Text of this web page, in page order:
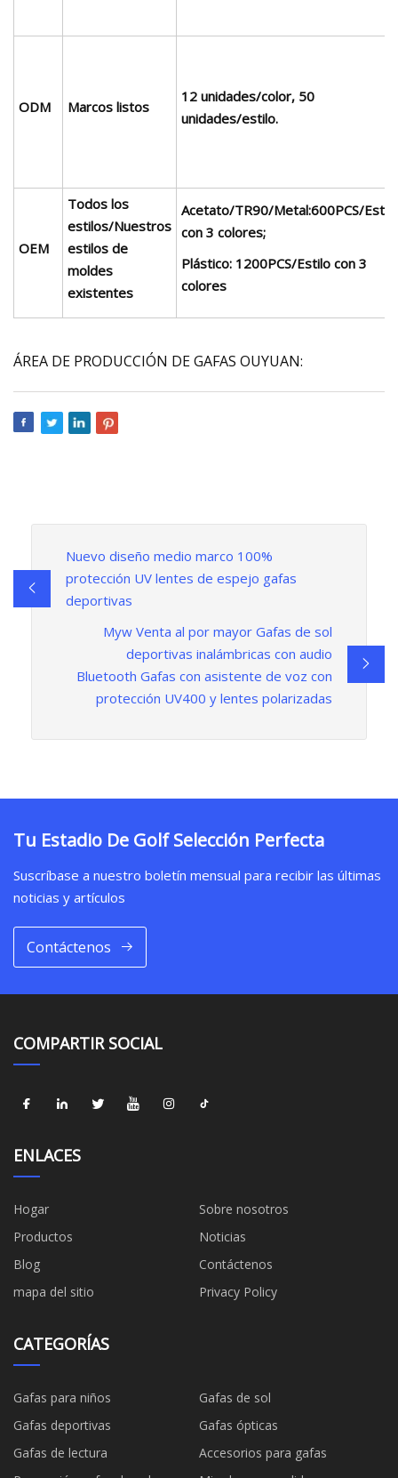
ODM Marcos listos
12 unidades/color, 50
unidades/estilo.
OEM
Todos los
estilos/Nuestros
estilos de
moldes
existentes
Acetato/TR90/Metal:600PCS/Estilo
con 3 colores;
Plástico: 1200PCS/Estilo con 3
colores
ÁREA DE PRODUCCIÓN DE GAFAS OUYUAN:
Nuevo diseño medio marco 100%
protección UV lentes de espejo gafas
deportivas
Myw Venta al por mayor Gafas de sol
deportivas inalámbricas con audio
Bluetooth Gafas con asistente de voz con
protección UV400 y lentes polarizadas
Tu Estadio De Golf Selección Perfecta
Suscríbase a nuestro boletín mensual para recibir las últimas
noticias y artículos
Contáctenos
COMPARTIR SOCIAL
ENLACES
Hogar
Sobre nosotros
Productos
Noticias
Blog
Contáctenos
mapa del sitio
Privacy Policy
CATEGORÍAS
Gafas para niños
Gafas de sol
Gafas deportivas
Gafas ópticas
Gafas de lectura
Accesorios para gafas